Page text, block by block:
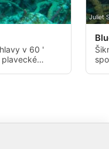
v 60 '
plavecké
Juliet